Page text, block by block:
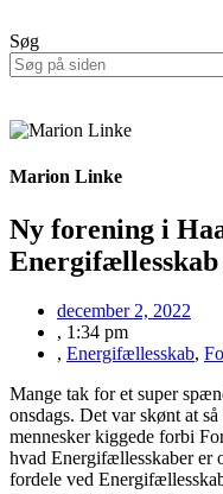
Søg
Marion Linke
Ny forening i
december 2, 2022
, 1:34 pm
, Energifællesskab,
Mange tak for et super
onsdags. Det var skønt at
mennesker kiggede forbi
hvad Energifællesskaber er
fordele ved